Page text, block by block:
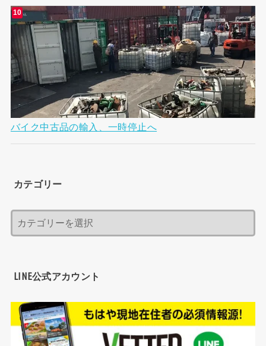
バイク中古品の輸入、一時停止へ
カテゴリー
LINE公式アカウント